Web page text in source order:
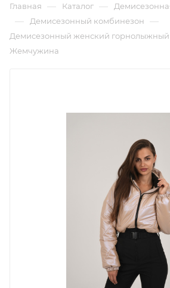
Главная — Каталог —
— Демисезонный комбинезон —
Демисезонный женский
Жемчужина